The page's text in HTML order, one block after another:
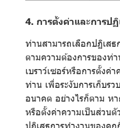
4. การตั้งค่าและการป
ท่านสามารถเลือกปฏิเส
ตามความต้องการของท่
เบราว์เซอร์หรือการตั้งค่
ท่าน เพื่อระงับการเก็บร
อนาคต อย่างไรก็ตาม ห
หรือตั้งค่าความเป็นส่วน
ปฏิเสธการทำงานของคุ